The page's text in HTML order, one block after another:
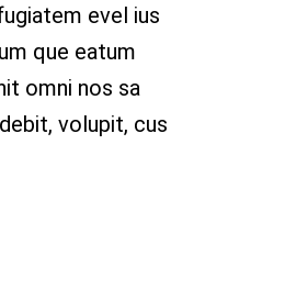
evel ius
que eatum
omni nos sa
volupit, cus